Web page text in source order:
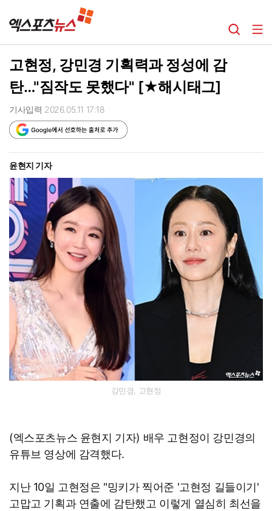
고현정, 강민경 기획력과 정성에 감
탄…"짐작도 못했다" [★해시태그]
기사입력 2026.05.11 17:18
윤현지 기자
강민경, 고현정
(엑스포츠뉴스 윤현지 기자) 배우 고현정이 강민경의
유튜브 영상에 감격했다.
지난 10일 고현정은 "밍키가 찍어준 '고현정 길들이기'
고맙고 기획과 연출에 감탄했고 이렇게 열심히 최선을